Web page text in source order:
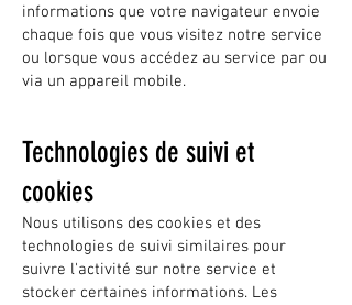
informations que votre navigateur envoie
chaque fois que vous visitez notre service
ou lorsque vous accédez au service par ou
via un appareil mobile.
Technologies de suivi et
cookies
Nous utilisons des cookies et des
technologies de suivi similaires pour
suivre l'activité sur notre service et
stocker certaines informations. Les